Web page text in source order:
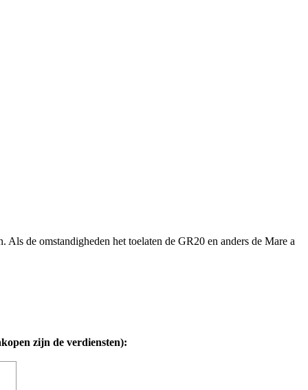
de omstandigheden het toelaten de GR20 en anders de Mare a
zijn de verdiensten):